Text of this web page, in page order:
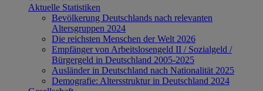
Aktuelle Statistiken
Bevölkerung Deutschlands nach relevanten
Altersgruppen 2024
Die reichsten Menschen der Welt 2026
Empfänger von Arbeitslosengeld II / Sozialgeld /
Bürgergeld in Deutschland 2005-2025
Ausländer in Deutschland nach Nationalität 2025
Demografie: Altersstruktur in Deutschland 2024